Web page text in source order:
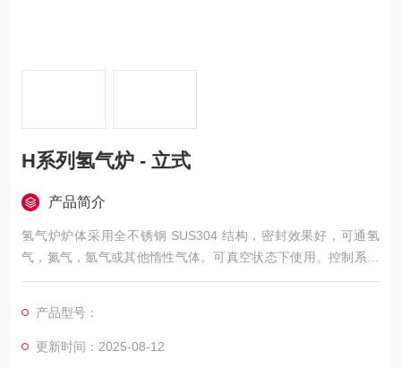
H系列氢气炉 - 立式
产品简介
氢气炉炉体采用全不锈钢 SUS304 结构，密封效果好，可通氢
气，氮气，氩气或其他惰性气体。可真空状态下使用。控制系统
可采用仪表控温或触摸屏系统。采用 PLC 控制，安全可靠。
产品型号：
更新时间：2025-08-12